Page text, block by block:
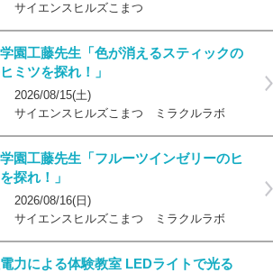
サイエンスヒルズこまつ
園工藤先生「色が消えるスティックの
ミツを探れ！」
2026/08/15(土)
サイエンスヒルズこまつ ミラクルラボ
園工藤先生「フルーツインゼリーのヒ
探れ！」
2026/08/16(日)
サイエンスヒルズこまつ ミラクルラボ
力による体験教室 LEDライトで光る